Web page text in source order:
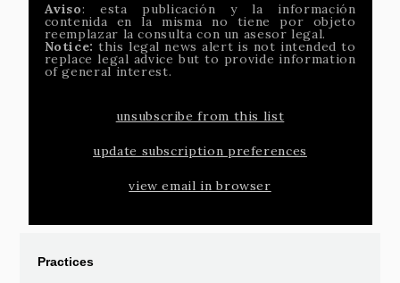
Aviso: esta publicación y la información
contenida en la misma no tiene por objeto
reemplazar la consulta con un asesor legal.
Notice: this legal news alert is not intended to
replace legal advice but to provide information
of general interest.
unsubscribe from this list
update subscription preferences
view email in browser
Practices